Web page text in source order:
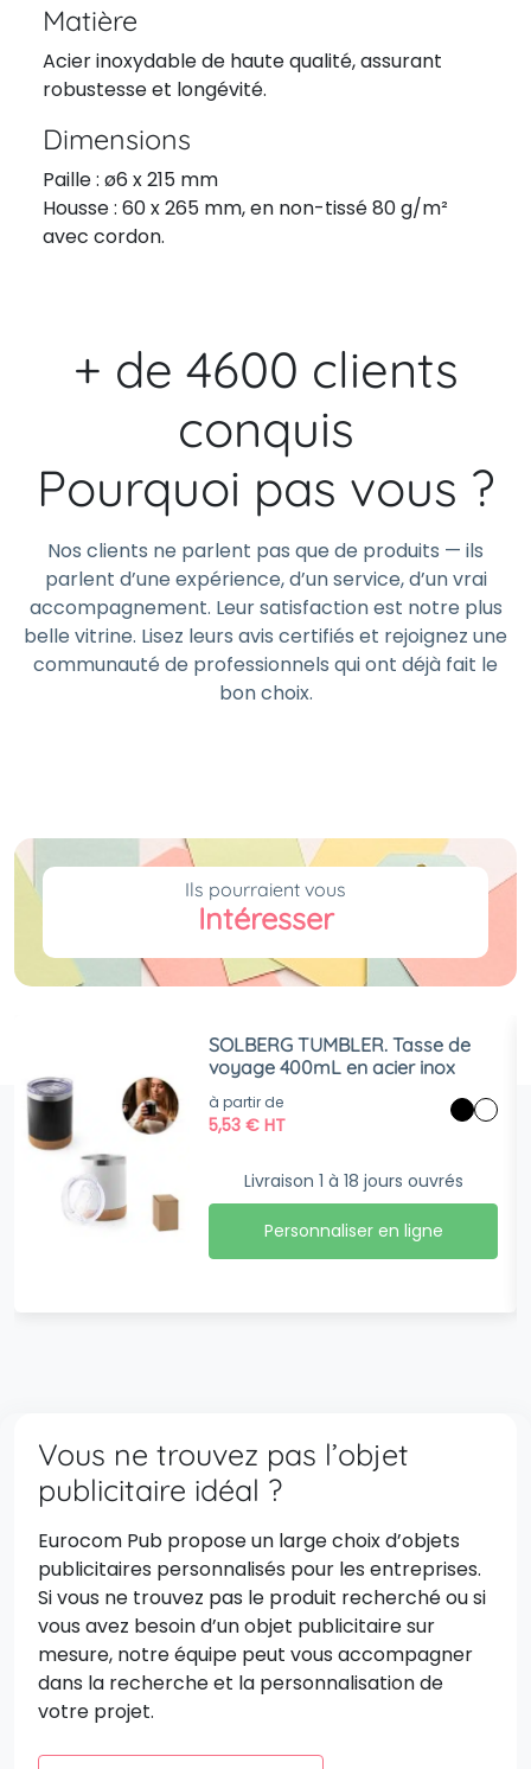
Matière
Acier inoxydable de haute qualité, assurant
robustesse et longévité.
Dimensions
Paille : ø6 x 215 mm
Housse : 60 x 265 mm, en non-tissé 80 g/m²
avec cordon.
+ de 4600 clients
conquis
Pourquoi pas vous ?
Nos clients ne parlent pas que de produits — ils
parlent d’une expérience, d’un service, d’un vrai
accompagnement. Leur satisfaction est notre plus
belle vitrine. Lisez leurs avis certifiés et rejoignez une
communauté de professionnels qui ont déjà fait le
bon choix.
Ils pourraient vous
Intéresser
SOLBERG TUMBLER. Tasse de
voyage 400mL en acier inox
à partir de
5,53€ HT
Livraison 1 à 18 jours ouvrés
Personnaliser en ligne
Vous ne trouvez pas l’objet
publicitaire idéal ?
Eurocom Pub propose un large choix d’objets
publicitaires personnalisés pour les entreprises.
Si vous ne trouvez pas le produit recherché ou si
vous avez besoin d’un objet publicitaire sur
mesure, notre équipe peut vous accompagner
dans la recherche et la personnalisation de
votre projet.